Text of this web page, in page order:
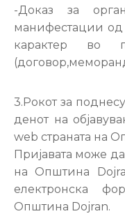
-Доказ за
манифестации од
карактер во
3.Рокот за
денот на
web страната на
Пријавата може
на Општина
електронска
Општина Dojran.